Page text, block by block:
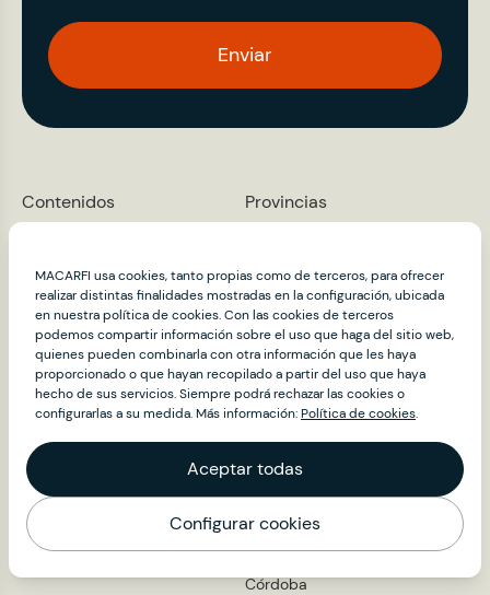
Mapa
Enviar
Contenidos
Club Macarfi
About
Noticias
Embajadores
Sala de prensa
Contacto
Provincias
Albacete
Alicante
Almería
Asturias
Ávila
Badajoz
Barcelona
Burgos
Cáceres
Cádiz
Cantabria
Córdoba
MACARFI usa cookies, tanto propias como de terceros, para ofrecer
realizar distintas finalidades mostradas en la configuración, ubicada
en nuestra política de cookies. Con las cookies de terceros
podemos compartir información sobre el uso que haga del sitio web,
quienes pueden combinarla con otra información que les haya
proporcionado o que hayan recopilado a partir del uso que haya
hecho de sus servicios. Siempre podrá rechazar las cookies o
configurarlas a su medida. Más información:Política de cookies.
Aceptar todas
Configurar cookies